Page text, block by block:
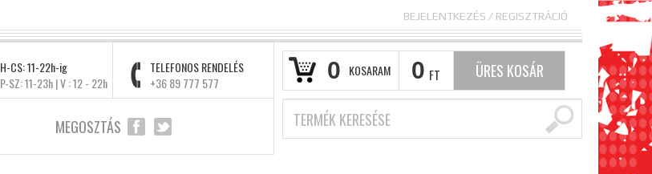
BEJELENTKEZÉS / REGISZTRÁCIÓ
0 KOSARAM 0 FT ÜRES KOSÁR
H-CS: 11-22h-ig
P-SZ: 11-23h | V : 12 - 22h
TELEFONOS RENDELÉS
+36 89 777 577
MEGOSZTÁS